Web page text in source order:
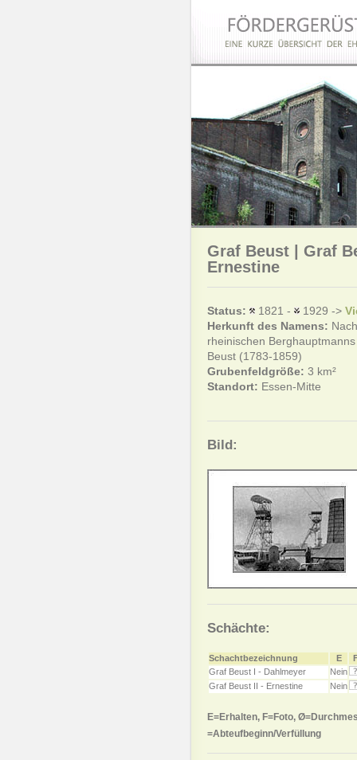
Graf Beust | Graf
Ernestine
Status: 1821 - 1929 ->
Herkunft des Namens:
rheinischen
Beust (1783-1859)
Grubenfeldgröße: 3 km²
Standort: Essen-Mitte
Bild:
Schächte:
Schachtbezeichnung E
Graf Beust I - Dahlmeyer
Nein
Graf Beust II - Ernestine
Nein
E=Erhalten, F=Foto,
=Abteufbeginn/Verfüllung